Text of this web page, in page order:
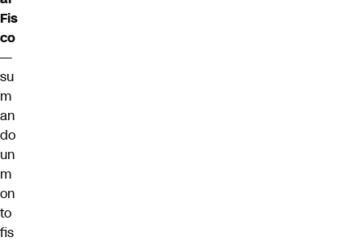
Fis
co
—
su
m
an
do
un
m
on
to
fis